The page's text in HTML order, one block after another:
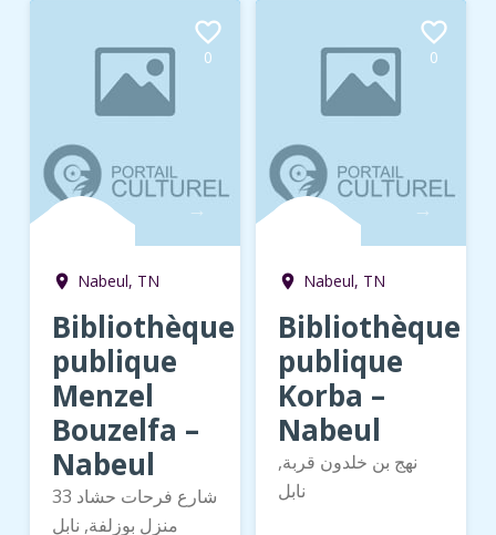
favorite_border
0
→
room Nabeul, TN
Bibliothèque
publique
Menzel
Bouzelfa –
Nabeul
33 شارع فرحات حشاد
منزل بوزلفة, نابل
favorite_border
0
→
room Nabeul, TN
Bibliothèque
publique
Korba –
Nabeul
نهج بن خلدون قربة,
نابل